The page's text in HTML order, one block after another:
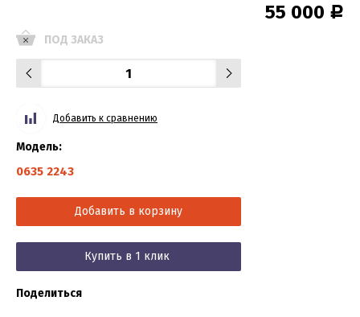
55 000 Р
ПОД ЗАКАЗ
Добавить к сравнению
Модель:
0635 2243
Добавить в корзину
Купить в 1 клик
Поделиться